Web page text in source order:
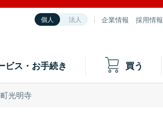
個人 法人 企業情報 採用情報
ビス・お手続き 買う
光明寺